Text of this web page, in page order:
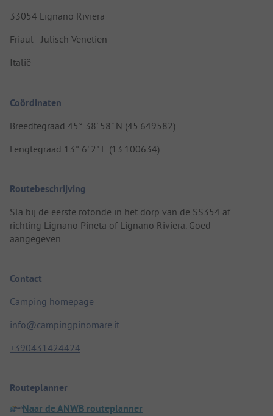
33054 Lignano Riviera
Friaul - Julisch Venetien
Italië
Coördinaten
Breedtegraad 45° 38' 58" N (45.649582)
Lengtegraad 13° 6' 2" E (13.100634)
Routebeschrijving
Sla bij de eerste rotonde in het dorp van de SS354 af
richting Lignano Pineta of Lignano Riviera. Goed
aangegeven.
Contact
Camping homepage
info@campingpinomare.it
+390431424424
Routeplanner
Naar de ANWB routeplanner